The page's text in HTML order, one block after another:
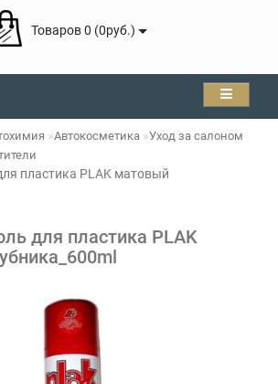
Товаров 0 (0руб.)
Автокосметика
Уход за салоном
пластика PLAK матовый
для пластика PLAK